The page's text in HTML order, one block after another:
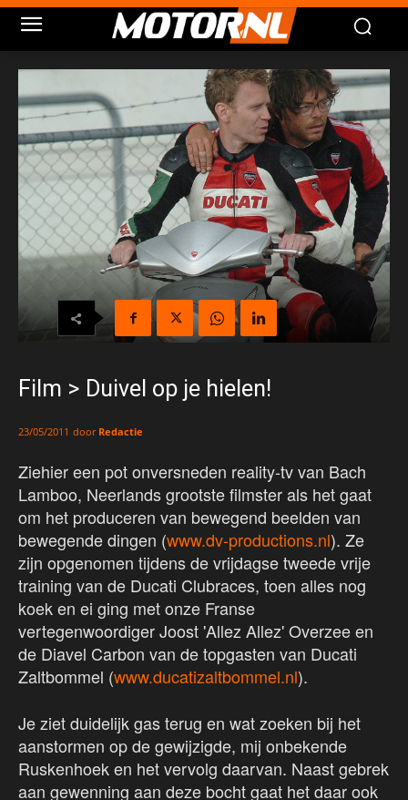
Film > Duivel op je hielen!
23/05/2011 door Redactie
Ziehier een pot onversneden reality-tv van Bach
Lamboo, Neerlands grootste filmster als het gaat
om het produceren van bewegend beelden van
bewegende dingen (www.dv-productions.nl). Ze
zijn opgenomen tijdens de vrijdagse tweede vrije
training van de Ducati Clubraces, toen alles nog
koek en ei ging met onze Franse
vertegenwoordiger Joost 'Allez Allez' Overzee en
de Diavel Carbon van de topgasten van Ducati
Zaltbommel (www.ducatizaltbommel.nl).
Je ziet duidelijk gas terug en wat zoeken bij het
aanstormen op de gewijzigde, mij onbekende
Ruskenhoek en het vervolg daarvan. Naast gebrek
aan gewenning aan deze bocht gaat het daar ook